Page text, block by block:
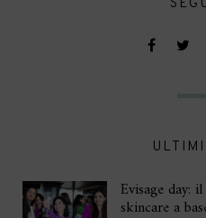
Evisage day:
skincare a